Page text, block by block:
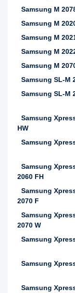
Samsung M
Samsung M
Samsung M
Samsung M
Samsung M
Samsung SL-M
Samsung SL-M
Samsung
HW
Samsung
Samsung
2060 FH
Samsung
2070 F
Samsung
2070 W
Samsung
Samsung
Samsung